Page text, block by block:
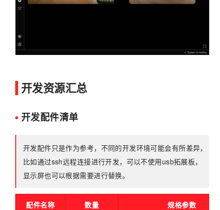
开发资源汇总
开发配件清单
开发配件只是作为参考，不同的开发环境可能会有所差异，
比如通过ssh远程连接进行开发，可以不使用usb拓展板，
显示屏也可以根据需要进行替换。
配件名称 数量 规格参数